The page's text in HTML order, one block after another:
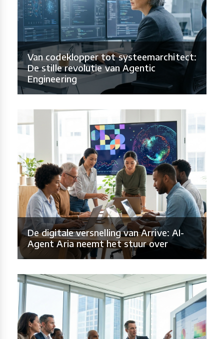
Van codeklopper tot systeemarchitect:
De stille revolutie van Agentic
Engineering
De digitale versnelling van Arrive: AI-
Agent Aria neemt het stuur over